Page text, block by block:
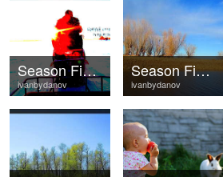
ivanbydanov
Season Fishing 2019 ©
ivanbydanov
Season Fishing 2018 ©